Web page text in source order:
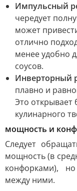
Импульсный
чередует
может
отлично
менее удобно
соусов.
Инверторный
плавно и
Это
кулинарного
мощность и
Следует
мощность (в
конфорками),
между ними.